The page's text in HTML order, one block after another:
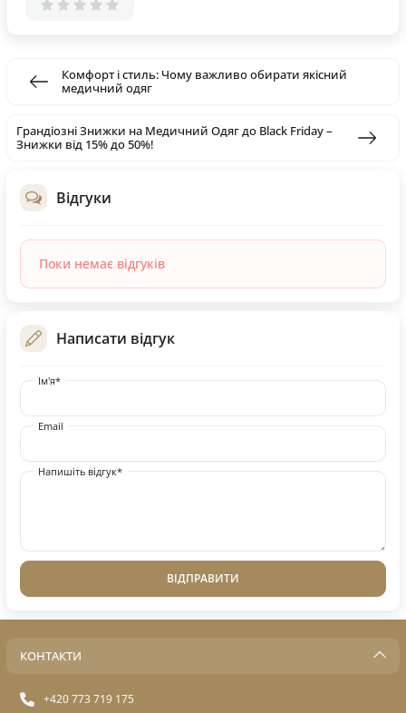
Комфорт і стиль: Чому важливо обирати якісний
медичний одяг
Грандіозні Знижки на Медичний Одяг до Black Friday –
Знижки від 15% до 50%!
Відгуки
Поки немає відгуків
Написати відгук
Ім'я*
Email
Напишіть відгук*
ВІДПРАВИТИ
КОНТАКТИ
+420 773 719 175